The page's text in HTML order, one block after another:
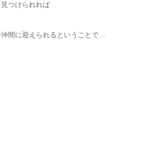
つけられれば
間に迎えられるということで…